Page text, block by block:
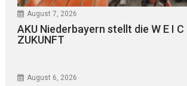
August 7, 2026
AKU Niederbayern stellt die W E I C
ZUKUNFT
August 6, 2026